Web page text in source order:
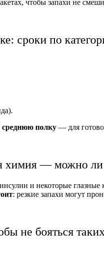
чтобы запахи не
сроки по
среднюю полку — для
химия — можно ли
и некоторые
: резкие запахи могут
не бояться